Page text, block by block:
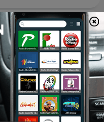
20
Episodio 5